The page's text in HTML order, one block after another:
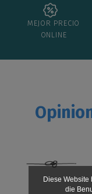
MEJOR PRECIO
ONLINE
Diese Website
die